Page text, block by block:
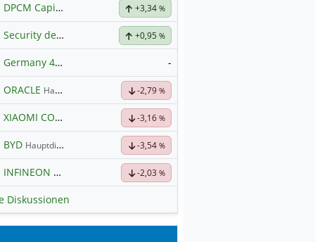
DPCM Capital Hauptdiskussion +3,34%
Security der nächsten Generation +0,95 %
Germany 40 -
ORACLE Hauptdiskussion -2,79%
XIAOMI CORP. CL.B Hauptdiskussion
-3,16%
BYD Hauptdiskussion -3,54%
INFINEON Hauptdiskussion -2,03 %
Diskussionen